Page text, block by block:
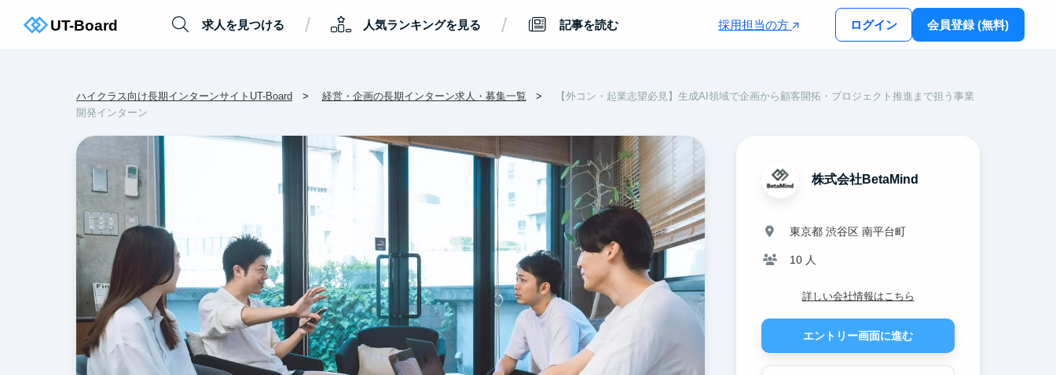
求人を見つける / 人気ランキングを見る / 記事を読む 採用担当の方 ログイン 会員登録 (無料)
ハイクラス向け長期インターンサイトUT-Board 経営・企画の長期インターン求人・募集一覧
【外コン・起業志望必見】生成AI領域で企画から顧客開拓・プロジェクト推進まで担う事業
開発インターン
株式会社BetaMind
東京都 渋谷区 南平台町
10 人
詳しい会社情報はこちら
エントリー画面に進む